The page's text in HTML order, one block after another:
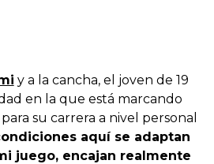
y a la cancha, el joven de 19
en la que está marcando
su carrera a nivel personal
aquí se adaptan
juego, encajan realmente